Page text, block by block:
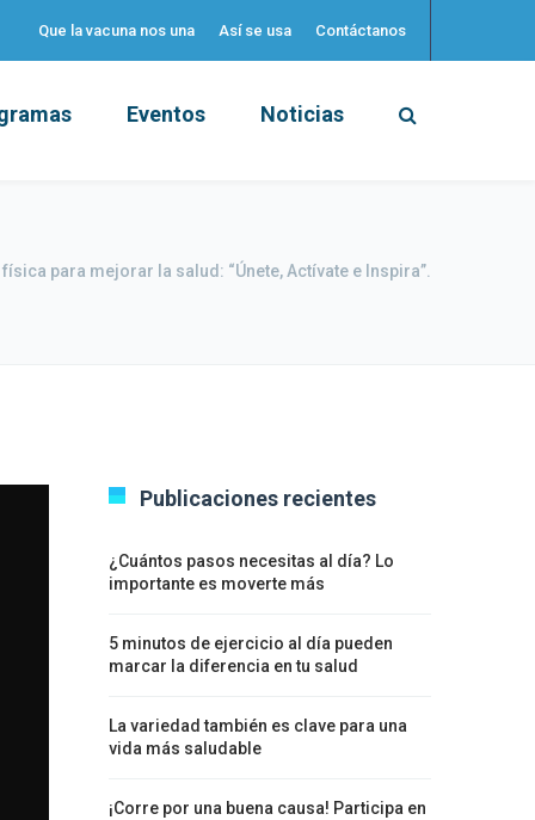
Que la vacuna nos una Así se usa Contáctanos
Eventos Noticias
para mejorar la salud: “Únete, Actívate e Inspira”.
Publicaciones recientes
¿Cuántos pasos necesitas al día? Lo
importante es moverte más
5 minutos de ejercicio al día pueden
marcar la diferencia en tu salud
La variedad también es clave para una
vida más saludable
¡Corre por una buena causa! Participa en